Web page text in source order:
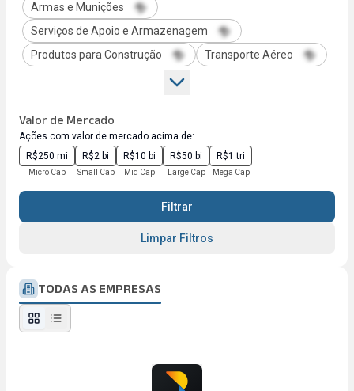
TODAS AS EMPRESAS
Armas e Munições
Serviços de Apoio e Armazenagem
Produtos para Construção
Transporte Aéreo
Valor de Mercado
Ações com valor de mercado acima de:
R$250 mi
Micro Cap
R$2 bi
Small Cap
R$10 bi
Mid Cap
R$50 bi
Large Cap
R$1 tri
Mega Cap
Filtrar
Limpar Filtros